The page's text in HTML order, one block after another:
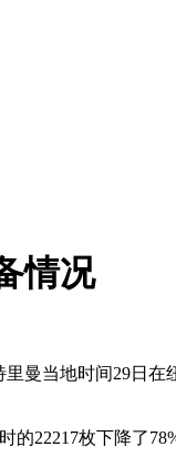
情况
当地时间29日在
枚下降了78%